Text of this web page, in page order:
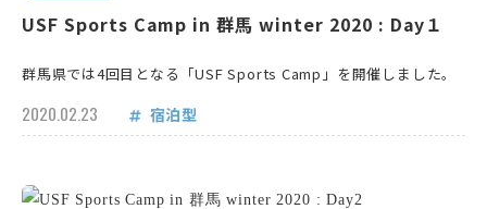
USF Sports Camp in 群馬 winter 2020 : Day１
群馬県では4回目となる「USF Sports Camp」を開催しました。
2020.02.23 宿泊型